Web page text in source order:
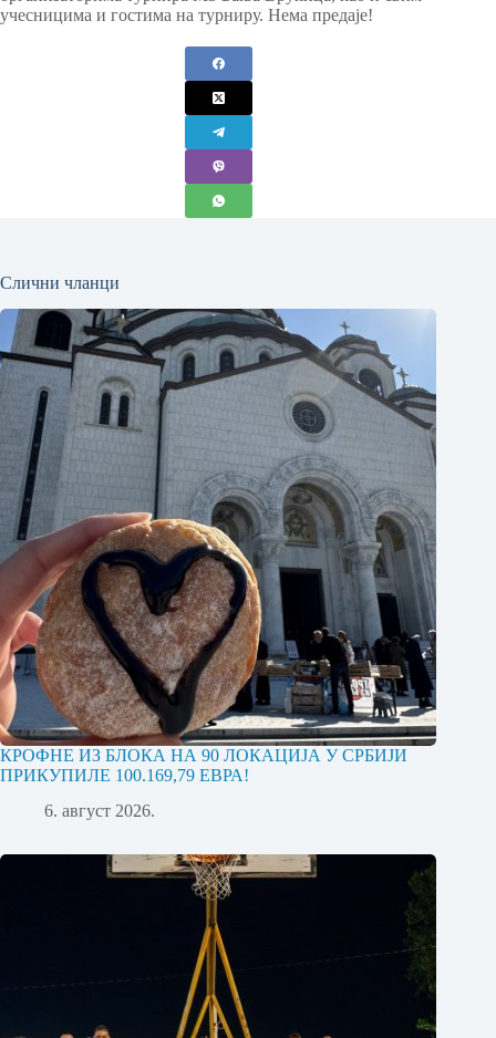
учесницима и гостима на турниру. Нема предаје!
Слични чланци
КРОФНЕ ИЗ БЛОКА НА 90 ЛОКАЦИЈА У СРБИЈИ
ПРИКУПИЛЕ 100.169,79 ЕВРА!
6. август 2026.